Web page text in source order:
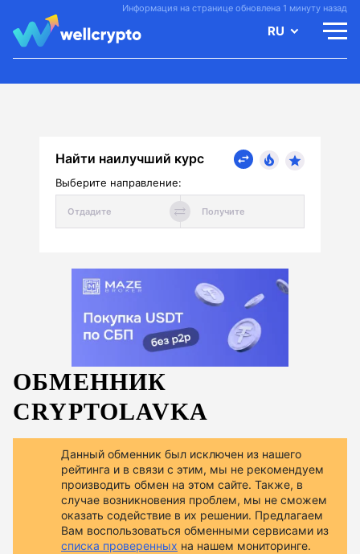
Информация на странице обновлена 1 минуту назад
RU
Найти наилучший курс
Выберите направление:
ОБМЕННИК
CRYPTOLAVKA
Данный обменник был исключен из нашего
рейтинга и в связи с этим, мы не рекомендуем
производить обмен на этом сайте. Также, в
случае возникновения проблем, мы не сможем
оказать содействие в их решении. Предлагаем
Вам воспользоваться обменными сервисами из
списка проверенных на нашем мониторинге.